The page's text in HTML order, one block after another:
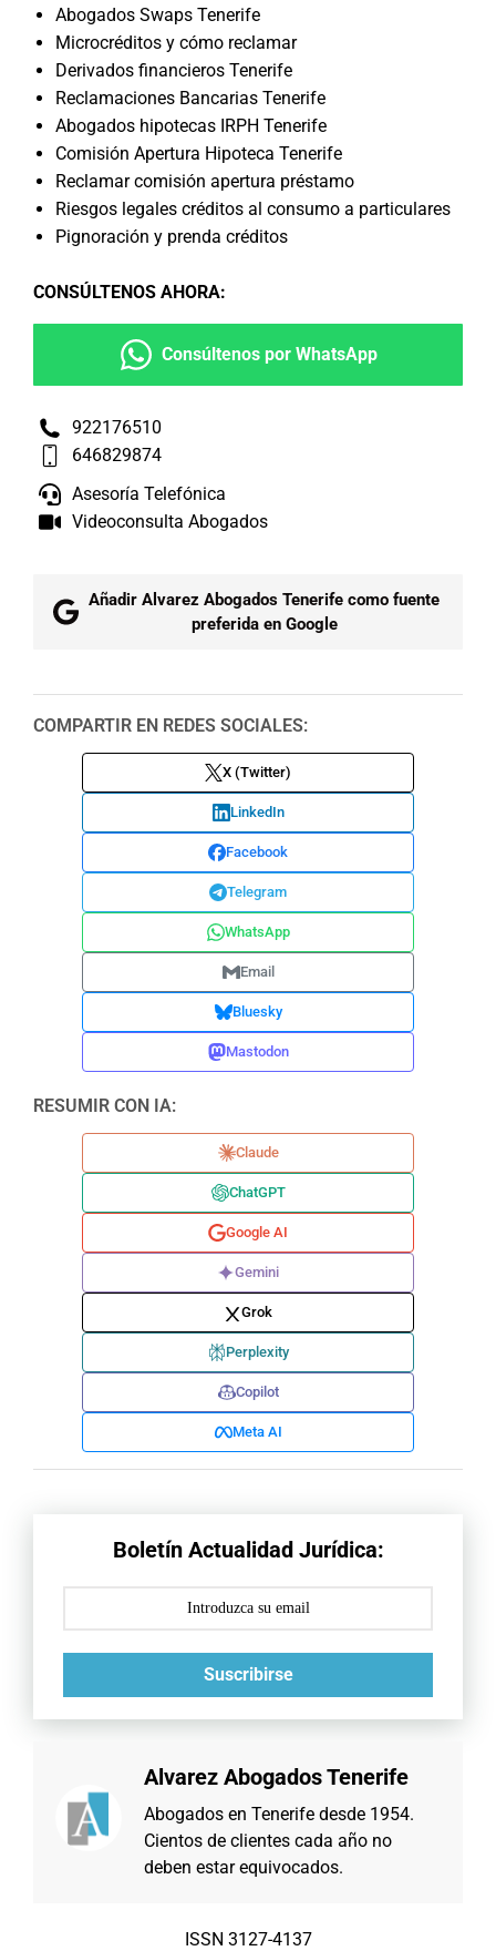
Abogados Swaps Tenerife
Microcréditos y cómo reclamar
Derivados financieros Tenerife
Reclamaciones Bancarias Tenerife
Abogados hipotecas IRPH Tenerife
Comisión Apertura Hipoteca Tenerife
Reclamar comisión apertura préstamo
Riesgos legales créditos al consumo a particulares
Pignoración y prenda créditos
CONSÚLTENOS AHORA:
Consúltenos por WhatsApp
922176510
646829874
Asesoría Telefónica
Videoconsulta Abogados
Añadir Alvarez Abogados Tenerife como fuente
preferida en Google
COMPARTIR EN REDES SOCIALES:
X (Twitter)
LinkedIn
Facebook
Telegram
WhatsApp
Email
Bluesky
Mastodon
RESUMIR CON IA:
Claude
ChatGPT
Google AI
Gemini
Grok
Perplexity
Copilot
Meta AI
Boletín Actualidad Jurídica:
Suscribirse
Alvarez Abogados Tenerife
Abogados en Tenerife desde 1954.
Cientos de clientes cada año no
deben estar equivocados.
ISSN 3127-4137